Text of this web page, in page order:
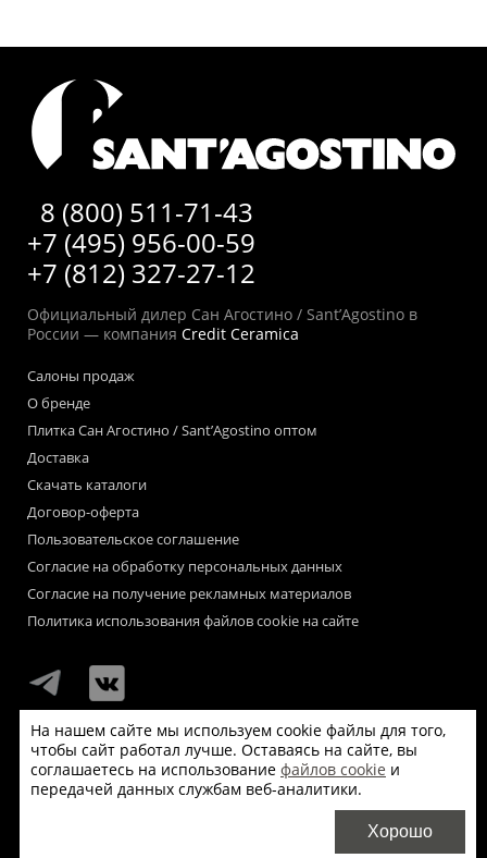
8 (800) 511-71-43
+7 (495) 956-00-59
+7 (812) 327-27-12
Официальный дилер Сан Агостино / Sant’Agostino в
России — компания Credit Ceramica
Салоны продаж
О бренде
Плитка Сан Агостино / Sant’Agostino оптом
Доставка
Скачать каталоги
Договор-оферта
Пользовательское соглашение
Согласие на обработку персональных данных
Согласие на получение рекламных материалов
Политика использования файлов cookie на сайте
Мы используем файлы «cookie» для функционирования сайта.
Если Вас это не устраивает, пожалуйста, покиньте сайт.
На нашем сайте мы используем cookie файлы для того,
чтобы сайт работал лучше. Оставаясь на сайте, вы
соглашаетесь на использование файлов cookie и
передачей данных службам веб-аналитики.
Хорошо